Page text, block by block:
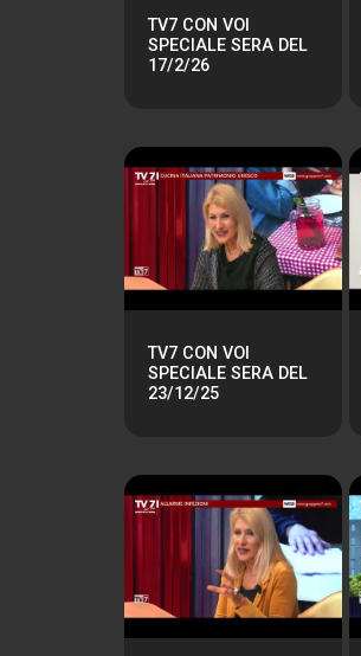
TV7 CON VOI
SPECIALE SERA DEL
17/2/26
TV7 CON VOI
SPECIALE SERA DEL
23/12/25